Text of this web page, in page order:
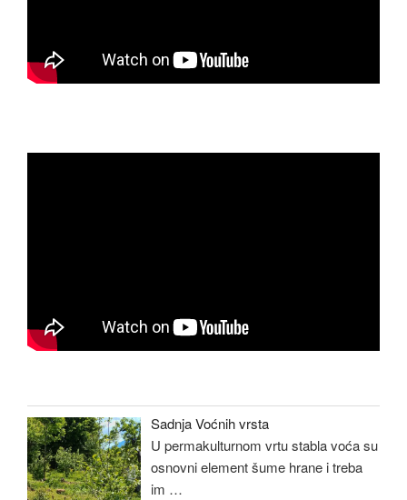
Sadnja Voćnih vrsta
U permakulturnom vrtu stabla voća su
osnovni element šume hrane i treba
im …